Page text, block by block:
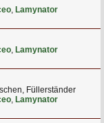
, Lamynator
, Lamynator
Füllerständer
, Lamynator